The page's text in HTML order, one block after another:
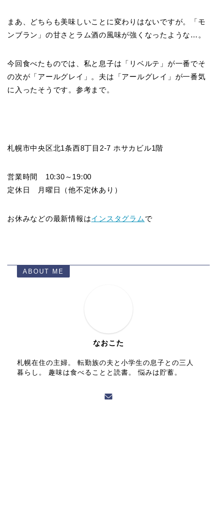
まあ、どちらも美味しいことに変わりはないですが。「モ
ンブラン」の甘さとラム酒の風味が強くなったような…。
今回食べたものでは、私と息子は「リベルテ」が一番でそ
の次が「アールグレイ」。夫は「アールグレイ」が一番気
に入ったそうです。参考まで。
札幌市中央区北1条西8丁目2-7 ホサカビル1階
営業時間 10:30～19:00
定休日 月曜日（他不定休あり）
お休みなどの最新情報はインスタグラム で
ABOUT ME
なおこた
札幌在住の主婦。 転勤族の夫と小学生の息子との三人
暮らし。 趣味は食べることと読書。 悩みは貯蓄。